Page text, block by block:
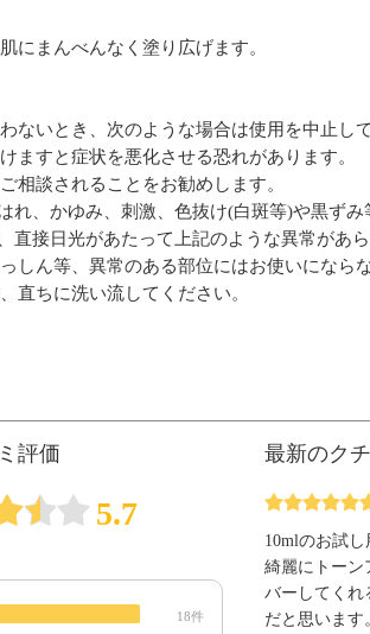
にまんべんなく塗り広げます。
ないとき、次のような場合は使用を中止し
ますと症状を悪化させる恐れがあります。
相談されることをお勧めします。
れ、かゆみ、刺激、色抜け(白斑等)や黒ず
直接日光があたって上記のような異常があ
、しっしん等、異常のある部位
直ちに洗い流してください。
評価
5.7
18件
最新のク
10mlのお試
綺麗にトーン
バーしてくれ
だと思います